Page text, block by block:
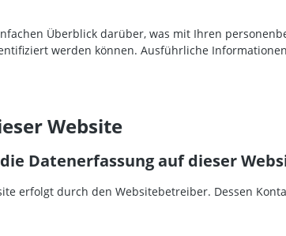
Überblick darüber, was mit Ihren
werden können. Ausführliche
Website
Datenerfassung auf dieser
erfolgt durch den Websitebetreiber. Dessen